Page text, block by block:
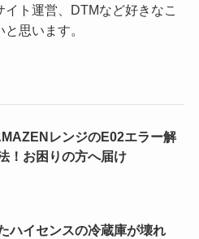
ト運営、DTMなど好きなこ
思います。
レンジのE02エラー解
！お困りの方へ届け
ハイセンスの冷蔵庫が壊れ